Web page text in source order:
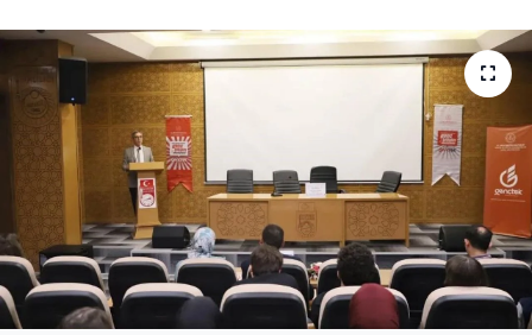
Mektup Galeri
Röportaj
Manşet
Köşe Yazıları
Karikatür Galeri